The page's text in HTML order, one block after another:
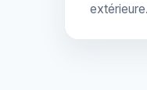
extérieure.